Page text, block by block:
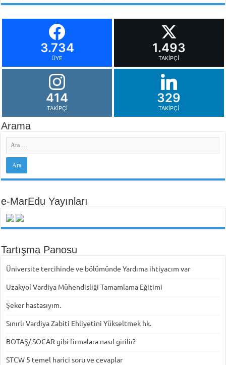
3.734
ÜYE
1.493
TAKIPÇI
414
TAKIPÇI
329
TAKIPÇI
Arama
e-MarEdu Yayınları
Tartışma Panosu
Üniversite tercihinde ve bölümünde Yardıma ihtiyacım var
Uzakyol Vardiya Mühendisliği Tamamlama Eğitimi
Şeker hastasıyım.
Sınırlı Vardiya Zabiti Ehliyetini Yükseltmek hk.
BOTAŞ/ SOCAR gibi firmalara nasıl girilir?
STCW 5 temel harici soru ve cevaplar